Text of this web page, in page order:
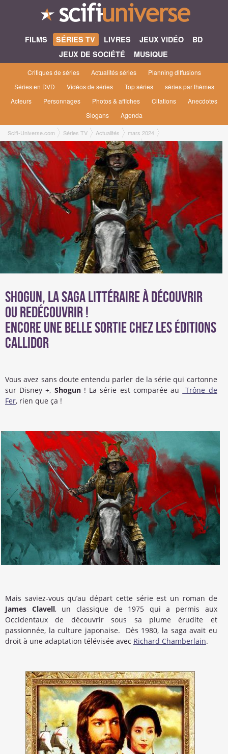
FILMS SÉRIES TV LIVRES JEUX VIDÉO
BD
JEUX DE SOCIÉTÉ
MUSIQUE
Critiques de séries Actualités séries
Planning diffusions
Séries en DVD
Vidéos de séries Top séries
séries par thèmes
Acteurs
Personnages Photos & affiches Citations
Anecdotes
Slogans
Agenda
Scifi-Universe.com Séries TV Actualités
mars 2024
Shogun, la saga littéraire à découvrir ou redécouvrir !
Shogun, la saga littéraire à découvrir
ou redécouvrir !
Encore une belle sortie chez les éditions
Callidor
Vous avez sans doute entendu parler de la série qui cartonne
sur Disney +, Shogun! La série est comparée au
Trône de
Fer, rien que ça !
Mais saviez-vous qu’au départ cette série est un roman de
James Clavell, un classique de 1975 qui a permis aux
Occidentaux de découvrir sous sa plume érudite et
passionnée, la culture japonaise. Dès 1980, la saga avait eu
droit à une adaptation télévisée avec Richard Chamberlain.